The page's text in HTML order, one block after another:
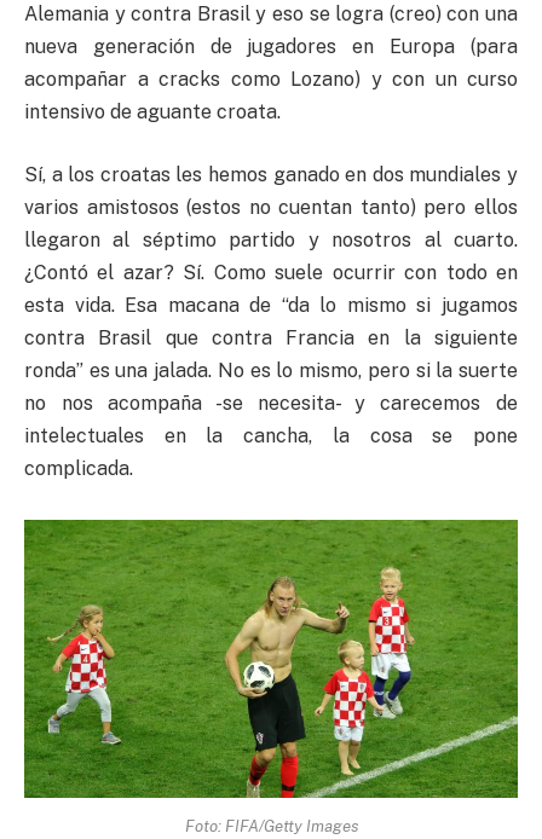
Alemania y contra Brasil y eso se logra (creo) con una
nueva generación de jugadores en Europa (para
acompañar a cracks como Lozano) y con un curso
intensivo de aguante croata.
Sí, a los croatas les hemos ganado en dos mundiales y
varios amistosos (estos no cuentan tanto) pero ellos
llegaron al séptimo partido y nosotros al cuarto.
¿Contó el azar? Sí. Como suele ocurrir con todo en
esta vida. Esa macana de “da lo mismo si jugamos
contra Brasil que contra Francia en la siguiente
ronda” es una jalada. No es lo mismo, pero si la suerte
no nos acompaña -se necesita- y carecemos de
intelectuales en la cancha, la cosa se pone
complicada.
Foto: FIFA/Getty Images